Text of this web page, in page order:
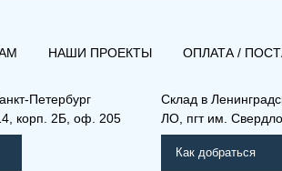
НАШИ ПРОЕКТЫ ОПЛАТА /
Петербург
корп. 2Б, оф. 205
Склад в
ЛО, пгт им.
Как добраться